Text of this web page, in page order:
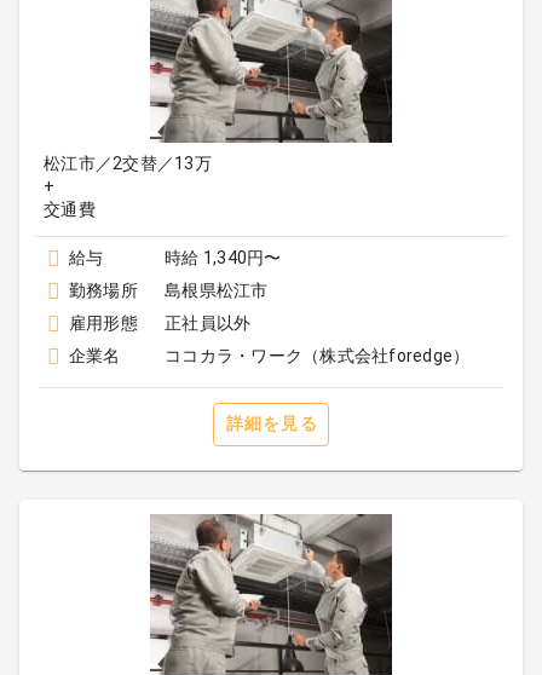
松江市／2交替／13万
+
交通費
給与
時給 1,340円〜
勤務場所
島根県松江市
雇用形態
正社員以外
企業名
ココカラ・ワーク（株式会社foredge）
詳細を見る